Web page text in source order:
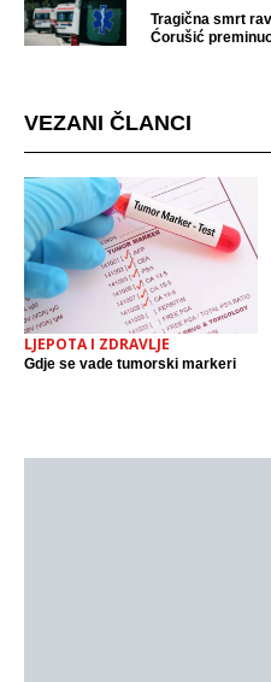
Tragična smrt
Ćorušić
VEZANI ČLANCI
LJEPOTA I ZDRAVLJE
Gdje se vade tumorski markeri